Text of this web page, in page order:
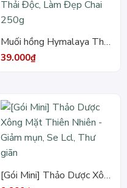
Muối hồng Hymalaya Thải
Độc, Làm Đẹp Chai 250g
39.000₫
[Gói Mini] Thảo Dược Xông